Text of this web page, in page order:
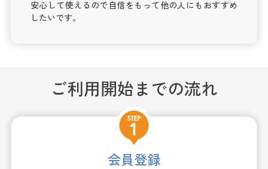
安心して使えるので自信をもって他の人にもおすすめ
したいです。
ご利用開始までの流れ
会員登録